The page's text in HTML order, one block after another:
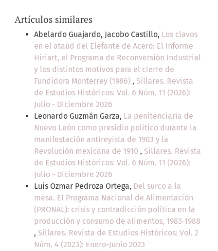
Artículos similares
Abelardo Guajardo, Jacobo Castillo, Los clavos
en el ataúd del Elefante de Acero: El Informe
Hiriart, el Programa de Reconversión Industrial
y los distintos motivos para el cierre de
Fundidora Monterrey (1986) , Sillares. Revista
de Estudios Históricos: Vol. 6 Núm. 11 (2026):
Julio - Diciembre 2026
Leonardo Guzmán Garza, La penitenciaría de
Nuevo León como presidio político durante la
manifestación antireyista de 1903 y la
Revolución mexicana de 1910 , Sillares. Revista
de Estudios Históricos: Vol. 6 Núm. 11 (2026):
Julio - Diciembre 2026
Luis Ozmar Pedroza Ortega, Del surco a la
mesa. El Programa Nacional de Alimentación
(PRONAL): crisis y contradicción política en la
producción y consumo de alimentos, 1983-1988
, Sillares. Revista de Estudios Históricos: Vol. 2
Núm. 4 (2023): Enero-Junio 2023